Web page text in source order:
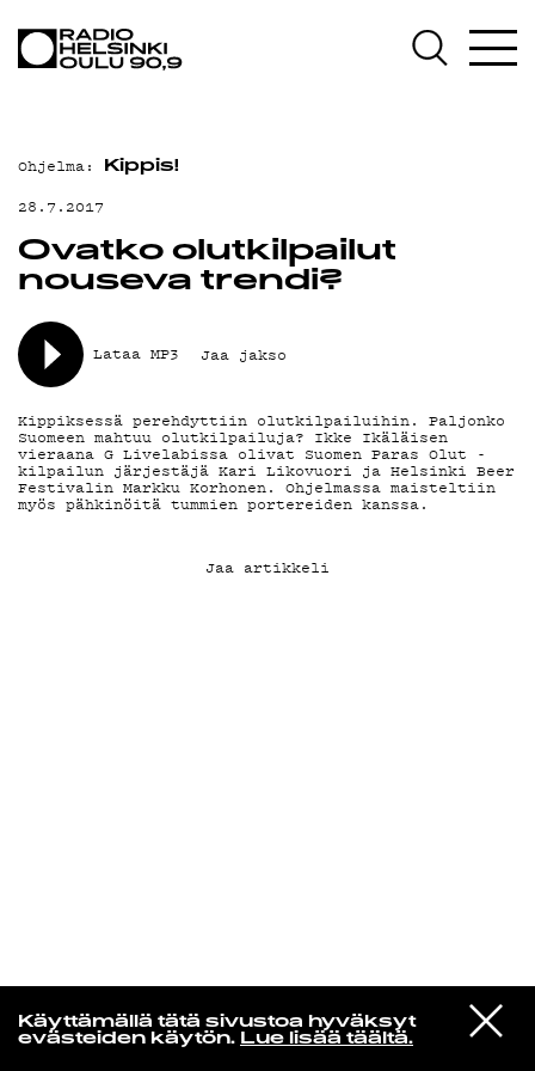
Käyttämällä tätä sivustoa hyväksyt
evästeiden käytön. Lue lisää täältä.
VIESTI
STUDIOON
Glen Hansard
Leave a Light
AJANKOHTAISTA
TEKIJÄT
ON-DEMAND
PODCAST
MAINOSTA
YHTEYSTIEDOT
G LIVELAB
YSTÄVÄKLUBI
TIETOSUOJA
Ohjelma: Kippis!
28.7.2017
Ovatko olutkilpailut
nouseva trendi?
Lataa MP3 Jaa jakso
Kippiksessä perehdyttiin olutkilpailuihin. Paljonko
Suomeen mahtuu olutkilpailuja? Ikke Ikäläisen
vieraana G Livelabissa olivat Suomen Paras Olut -
kilpailun järjestäjä Kari Likovuori ja Helsinki Beer
Festivalin Markku Korhonen. Ohjelmassa maisteltiin
myös pähkinöitä tummien portereiden kanssa.
Jaa artikkeli